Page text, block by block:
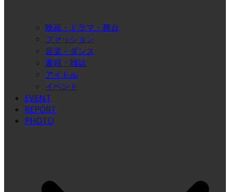
映画・ドラマ・舞台
ファッション
音楽・ダンス
書籍・雑誌
アイドル
イベント
EVENT
REPORT
PHOTO